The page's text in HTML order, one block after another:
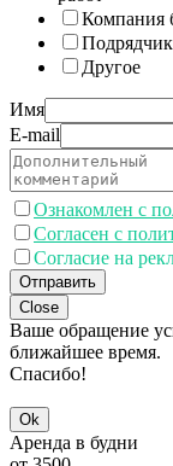
Компания
Другое
Имя
E-mail
Ознакомлен с
Согласен с
Согласие на
Отправить
Close
Ваше обращение
ближайшее время.
Спасибо!
Ok
Аренда в будни